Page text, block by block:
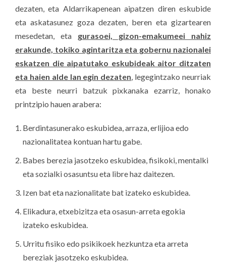
dezaten, eta Aldarrikapenean aipatzen diren eskubide
eta askatasunez goza dezaten, beren eta gizartearen
mesedetan, eta gurasoei, gizon-emakumeei nahiz
erakunde, tokiko agintaritza eta gobernu nazionalei
eskatzen die aipatutako eskubideak aitor ditzaten
eta haien alde lan egin dezaten , legegintzako neurriak
eta beste neurri batzuk pixkanaka ezarriz, honako
printzipio hauen arabera:
Berdintasunerako eskubidea, arraza, erlijioa edo
nazionalitatea kontuan hartu gabe.
Babes berezia jasotzeko eskubidea, fisikoki, mentalki
eta sozialki osasuntsu eta libre haz daitezen.
Izen bat eta nazionalitate bat izateko eskubidea.
Elikadura, etxebizitza eta osasun-arreta egokia
izateko eskubidea.
Urritu fisiko edo psikikoek hezkuntza eta arreta
bereziak jasotzeko eskubidea.